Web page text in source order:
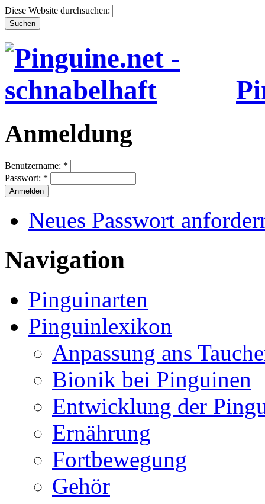
Diese Website durchsuchen:
Anmeldung
Benutzername: *
Passwort: *
Neues Passwort
Navigation
Pinguinarten
Pinguinlexikon
Anpassung ans
Bionik bei Pinguinen
Entwicklung der
Ernährung
Fortbewegung
Gehör